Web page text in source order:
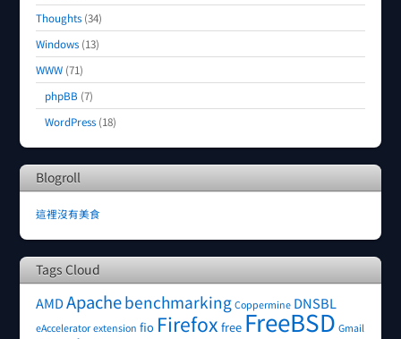
Thoughts (34)
Windows (13)
WWW (71)
phpBB (7)
WordPress (18)
Blogroll
這裡沒有美食
Tags Cloud
AMDApachebenchmarking Coppermine DNSBL
eAccelerator extension fio Firefox free FreeBSD Gmail